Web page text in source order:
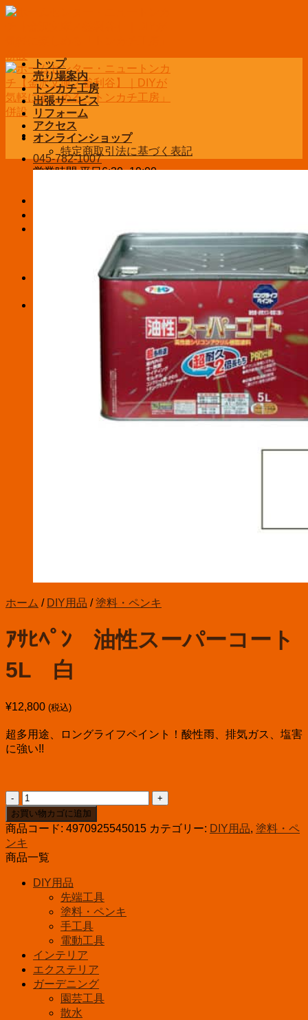
Skip
045-782-1007
営業時間 平日6:30~19:00
お買い物カゴに商品がありません。
お買い物カゴに商品がありません。
トップ
売り場案内
トンカチ工房
出張サービス
リフォーム
アクセス
オンラインショップ
特定商取引法に基づく表記
ホーム / DIY用品 / 塗料・ペンキ
ｱｻﾋﾍﾟﾝ 油性スーパーコート
5L 白
¥12,800 (税込)
超多用途、ロングライフペイント！酸性雨、排気ガス、塩害
に強い!!
ｱ
ｻ
ﾋ
ﾍﾟ
ﾝ
油
ス
ー
ト
5L
お買い物カゴに追加
商品コード: 4970925545015 カテゴリー: DIY用品, 塗料・ペ
ンキ
商品一覧
DIY用品
先端工具
塗料・ペンキ
手工具
電動工具
インテリア
エクステリア
ガーデニング
園芸工具
散水